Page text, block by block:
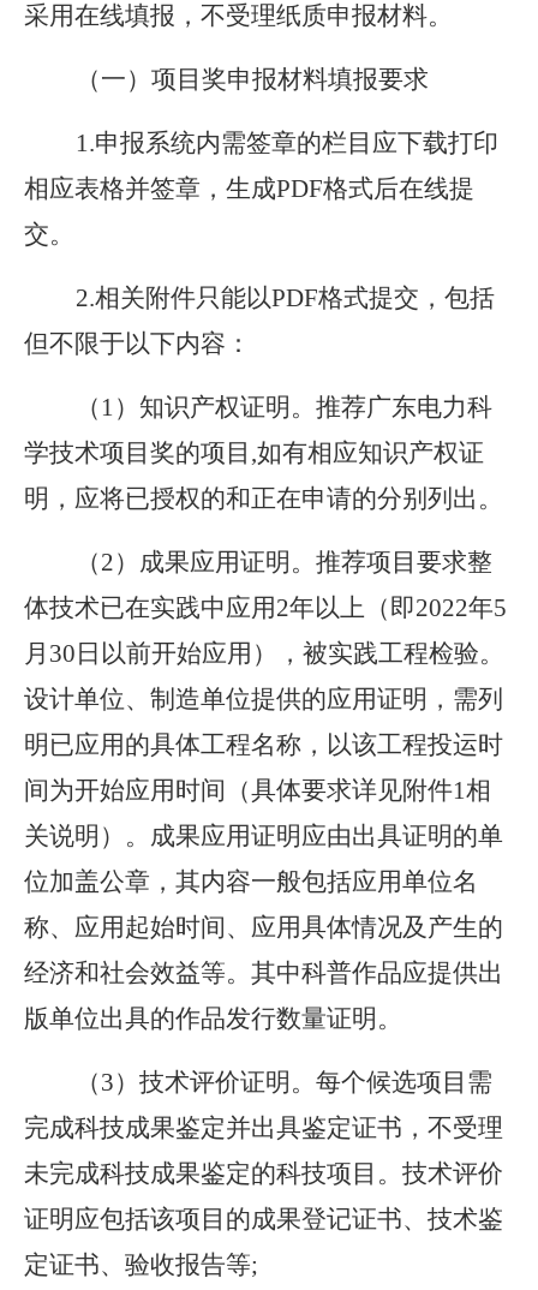
采用在线填报，不受理纸质申报材料。
（一）项目奖申报材料填报要求
1.申报系统内需签章的栏目应下载打印
相应表格并签章，生成PDF格式后在线提
交。
2.相关附件只能以PDF格式提交，包括
但不限于以下内容：
（ 1）知识产权证明。推荐广东电力科
学技术项目奖的项目,如有相应知识产权证
明，应将已授权的和正在申请的分别列出。
（2）成果应用证明。推荐项目要求整
体技术已在实践中应用2年以上（即2022年5
月30日以前开始应用），被实践工程检验。
设计单位、制造单位提供的应用证明，需列
明已应用的具体工程名称，以该工程投运时
间为开始应用时间（具体要求详见附件1相
关说明）。成果应用证明应由出具证明的单
位加盖公章，其内容一般包括应用单位名
称、应用起始时间、应用具体情况及产生的
经济和社会效益等。其中科普作品应提供出
版单位出具的作品发行数量证明。
（3）技术评价证明。每个候选项目需
完成科技成果鉴定并出具鉴定证书，不受理
未完成科技成果鉴定的科技项目。技术评价
证明应包括该项目的成果登记证书、技术鉴
定证书、验收报告等;